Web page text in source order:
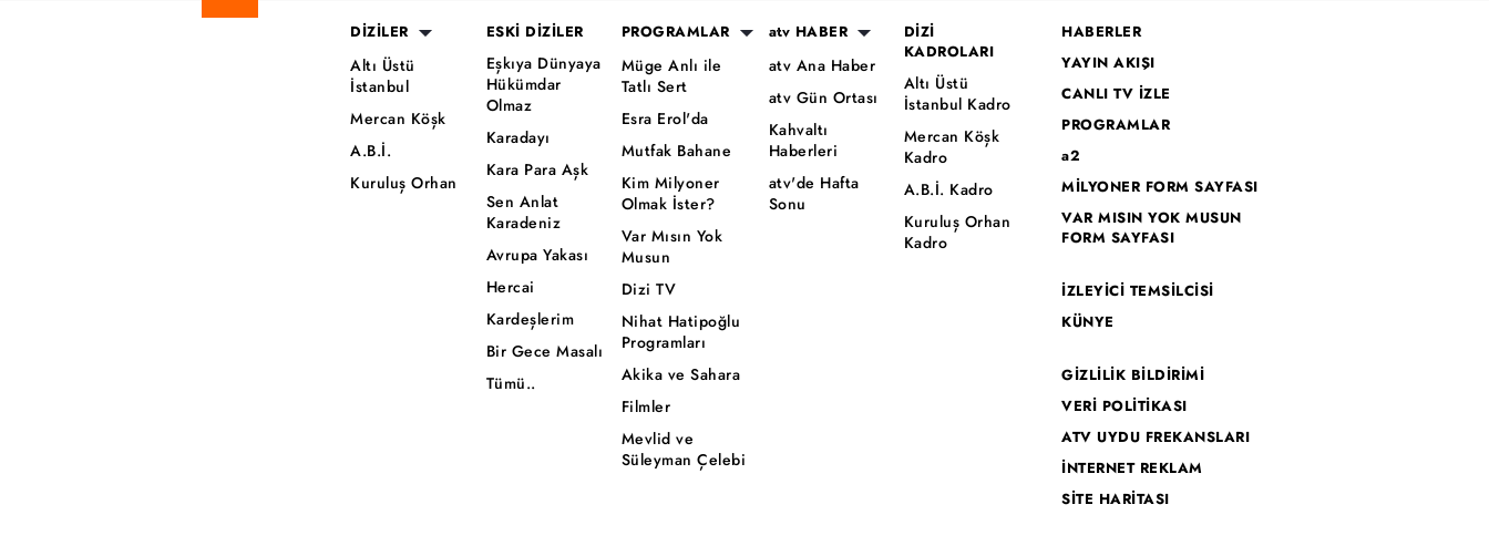
DİZİLER
Altı Üstü
İstanbul
Mercan Köşk
A.B.İ.
Kuruluş Orhan
ESKİ DİZİLER
Eşkıya Dünyaya
Hükümdar
Olmaz
Karadayı
Kara Para Aşk
Sen Anlat
Karadeniz
Avrupa Yakası
Hercai
Kardeşlerim
Bir Gece Masalı
Tümü..
PROGRAMLAR
Müge Anlı ile
Tatlı Sert
Esra Erol'da
Mutfak Bahane
Kim Milyoner
Olmak İster?
Var Mısın Yok
Musun
Dizi TV
Nihat Hatipoğlu
Programları
Akika ve Sahara
Filmler
Mevlid ve
Süleyman Çelebi
atv HABER
atv Ana Haber
atv Gün Ortası
Kahvaltı
Haberleri
atv'de Hafta
Sonu
DİZİ
KADROLARI
Altı Üstü
İstanbul Kadro
Mercan Köşk
Kadro
A.B.İ. Kadro
Kuruluş Orhan
Kadro
HABERLER
YAYIN AKIŞI
CANLI TV İZLE
PROGRAMLAR
a2
MİLYONER FORM SAYFASI
VAR MISIN YOK MUSUN
FORM SAYFASI
İZLEYİCİ TEMSİLCİSİ
KÜNYE
GİZLİLİK BİLDİRİMİ
VERİ POLİTİKASI
ATV UYDU FREKANSLARI
İNTERNET REKLAM
SİTE HARİTASI